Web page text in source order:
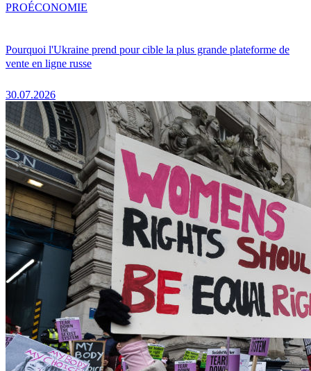
Pourquoi l'Ukraine prend pour cible la plus grande plateforme de
vente en ligne russe
30.07.2026
PROÉCONOMIE